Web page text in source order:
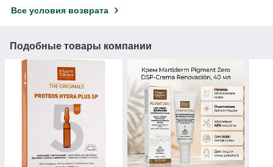
Все условия возврата
Подобные товары компании